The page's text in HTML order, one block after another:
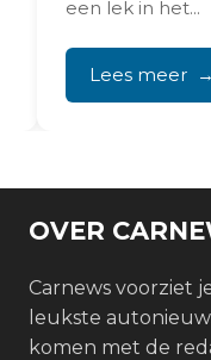
een lek in het...
Lees meer
OVER
Carnews voorziet
leukste
komen met de